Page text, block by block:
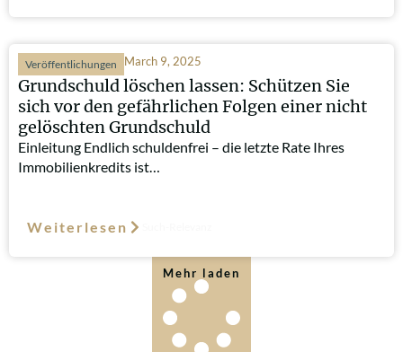
Veröffentlichungen March 9, 2025
Grundschuld löschen lassen: Schützen Sie
sich vor den gefährlichen Folgen einer nicht
gelöschten Grundschuld
Einleitung Endlich schuldenfrei – die letzte Rate Ihres
Immobilienkredits ist…
Weiterlesen
Mehr laden